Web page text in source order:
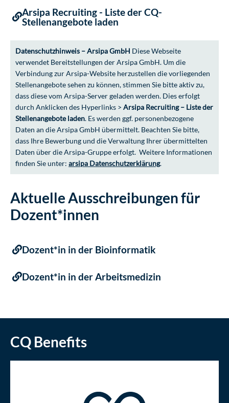
Arsipa Recruiting - Liste der CQ-
Stellenangebote laden
Datenschutzhinweis – Arsipa GmbH Diese Webseite
verwendet Bereitstellungen der Arsipa GmbH. Um die
Verbindung zur Arsipa-Website herzustellen die vorliegenden
Stellenangebote sehen zu können, stimmen Sie bitte aktiv zu,
dass diese vom Arsipa-Server geladen werden. Dies erfolgt
durch Anklicken des Hyperlinks > Arsipa Recruiting – Liste der
Stellenangebote laden. Es werden ggf. personenbezogene
Daten an die Arsipa GmbH übermittelt. Beachten Sie bitte,
dass Ihre Bewerbung und die Verwaltung Ihrer übermittelten
Daten über die Arsipa-Gruppe erfolgt. Weitere Informationen
finden Sie unter: arsipa Datenschutzerklärung.
Aktuelle Ausschreibungen für
Dozent*innen
Dozent*in in der Bioinformatik
Dozent*in in der Arbeitsmedizin
CQ Benefits